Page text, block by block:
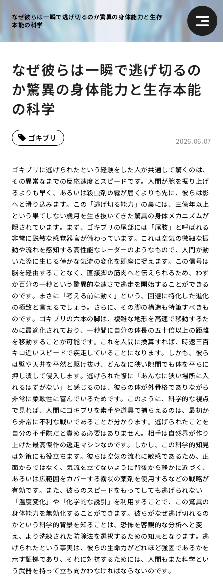
なぜ彼らは一瞬で逃げ切るのか驚異の身体能力と生存
本能の科学
なぜ彼らは一瞬で逃げ切るの
か驚異の身体能力と生存本能
の科学
2026.06.07
ゴキブリ
ゴキブリに逃げられたという経験をした人が共通して驚くのは、
その異常なまでの反応速度とスピードです。人間が腕を振り上げ
るよりも早く、あるいは殺虫剤の霧が届くよりも先に、彼らは影
へと滑り込みます。この「逃げ切る能力」の裏には、三億年以上
という果てしない歳月を生き抜いてきた驚異の身体メカニズムが
隠されています。まず、ゴキブリの尾部には「尾肢」と呼ばれる
非常に鋭敏な感覚器官が備わっています。これは空気の微細な振
動や流れを感知する高性能なレーダーのようなもので、人間が動
いた際に生じる僅かな気流の変化を即座に捉えます。この信号は
脳を経由することなく、直接脚の筋肉へと伝えられるため、わず
か百分の一秒という驚異的な速さで逃走を開始することができる
のです。まさに「考える前に動く」という、回避に特化した進化
の極致と言えるでしょう。さらに、その脚の構造も特筆すべきも
のです。ゴキブリの六本の脚は、複雑な地形を高速で移動するた
めに最適化されており、一秒間に自分の体長の五十倍以上の距離
を移動することが可能です。これを人間に換算すれば、時速三百
キロ近いスピードで疾走していることになります。しかも、彼ら
は壁や天井を平然と駆け抜け、どんなに狭い隙間でも体を平らに
押し潰して侵入します。逃げられた際に「あんなに狭い場所に入
れるはずがない」と感じるのは、彼らの体が外骨格でありながら
非常に柔軟性に富んでいるためです。このように、科学的な視点
で見れば、人間にゴキブリを素手や道具で捕らえるのは、最初か
ら非常に不利な戦いであることが分かります。逃げられたことを
自分の不手際だと責める必要はありません。相手は自然界が作り
上げた最高傑作の逃走マシンなのです。しかし、この科学的知見
は対策にも役立ちます。彼らは空気の流れに敏感であるため、正
面からではなく、気流を立てないように背後から静かに近づく、
あるいは広範囲をカバーする霧状の薬剤を使用するなどの戦略が
有効です。また、彼らのスピードをもってしても逃げられない
「温度変化」や「化学的な誘引」を利用することで、この驚異の
身体能力を無効化することができます。彼らがなぜ逃げ切れるの
かという科学的背景を知ることは、恐怖を客観的な分析へと変
え、より洗練された防除法を選択するための知恵となります。逃
げられたという事実は、彼らの生命力がどれほど強固であるかを
示す証拠であり、それに対抗するためには、人間もまた科学とい
う武器を持って立ち向かわなければならないのです。